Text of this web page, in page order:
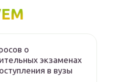
о
экзаменах
в вузы